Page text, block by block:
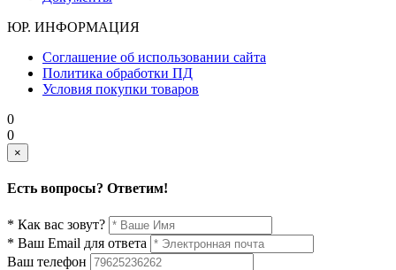
ЮР. ИНФОРМАЦИЯ
Соглашение об использовании сайта
Политика обработки ПД
Условия покупки товаров
0
0
×
Есть вопросы? Ответим!
* Как вас зовут?
* Ваш Email для ответа
Ваш телефон